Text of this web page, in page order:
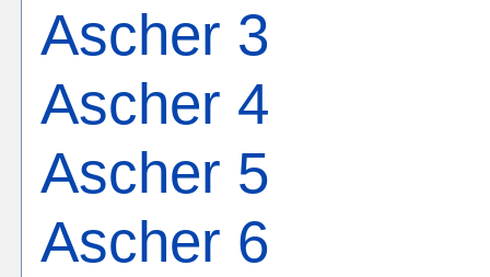
Ascher 3
Ascher 4
Ascher 5
Ascher 6